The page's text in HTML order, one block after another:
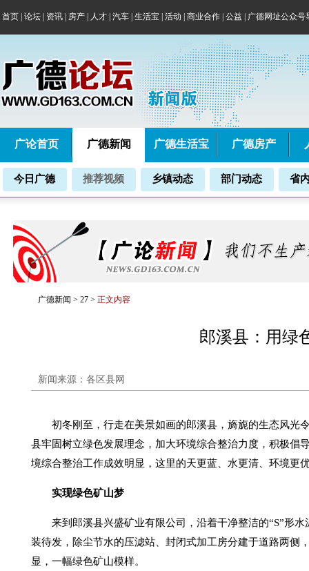
首页 论坛 资讯 房产 人才 汽车 生活宝 活动 商业合作 公益 广德网址公众号
广论首页 广德新闻 广德生活宝 广德房产
今日广德 推荐视频 乡镇动态 部门动态 省
广德新闻 > 27 > 正文内容
郎溪县：用绿
新闻来源：各区县网
初冬刚至，行走在美景如画的郎溪县，旖旎的生态风光
县牢固树立绿色发展理念，加大环境综合整治力度，积极倡
境综合整治工作成效明显，这里的天更蓝、水更清、环境更
实现绿色矿山梦
来到郎溪县兴盛矿业有限公司，沿着干净整洁的“S”形
装待发，除尘节水的压滤站、封闭式加工房分建于道路两侧
显，一幅绿色矿山模样。